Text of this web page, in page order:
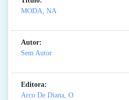
MODA, NA
Autor:
Sem Autor
Editora:
Arco De Diana, O